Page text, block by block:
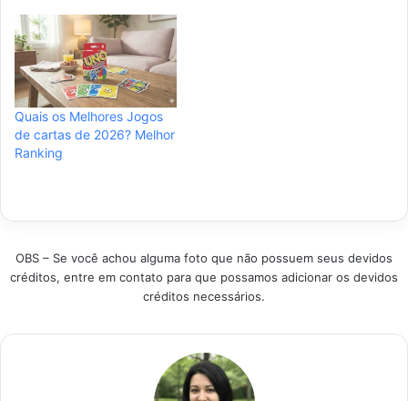
diversão imediata e
conexões reais. Na
pesquisa realizada,
selecionamos os
modelos campeões
de vendas e
satisfação. Estes
baralhos garantem
hobby com o pé
Destaque Como
escolher a…
Quais os Melhores Jogos
de cartas de 2026? Melhor
Ranking
OBS – Se você achou alguma foto que não possuem seus devidos
créditos, entre em contato para que possamos adicionar os devidos
créditos necessários.